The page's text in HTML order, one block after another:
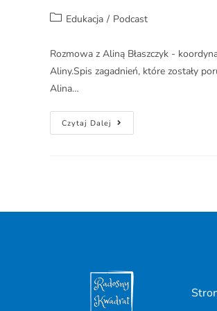
Edukacja / Podcast
Rozmowa z Aliną Błaszczyk -
Aliny.Spis zagadnień, które zostały
Alina…
Czytaj Dalej